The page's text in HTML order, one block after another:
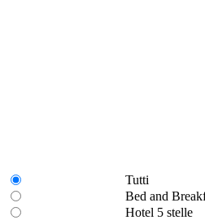
Tutti
Bed and
Hotel 5 stelle